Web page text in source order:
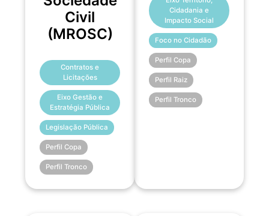
Civil
(MROSC)
Contratos e
Licitações
Eixo Gestão e
Estratégia Pública
Legislação Pública
Perfil Copa
Perfil Tronco
Cidadania e
Impacto Social
Foco no Cidadão
Perfil Copa
Perfil Raiz
Perfil Tronco